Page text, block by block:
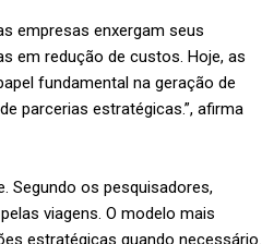
empresas enxergam seus
em redução de custos. Hoje, as
fundamental na geração de
parcerias estratégicas.”, afirma
Segundo os pesquisadores,
viagens. O modelo mais
estratégicas quando necessário.